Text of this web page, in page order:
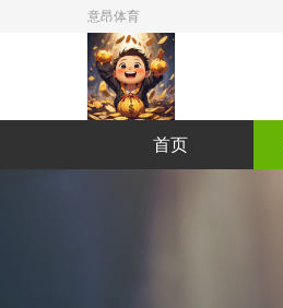
意昂体育
首页